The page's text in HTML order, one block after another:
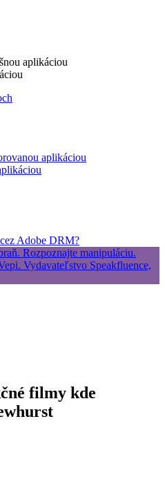
aplikáciou
aplikáciou
Adobe DRM?
filmy kde